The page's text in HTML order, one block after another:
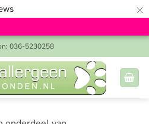
×
036-5230258